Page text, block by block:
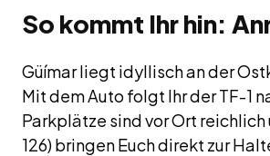
So kommt Ihr hin:
Güímar liegt idyllisch an der
Mit dem Auto folgt Ihr der TF-1
Parkplätze sind vor Ort
126) bringen Euch direkt zur